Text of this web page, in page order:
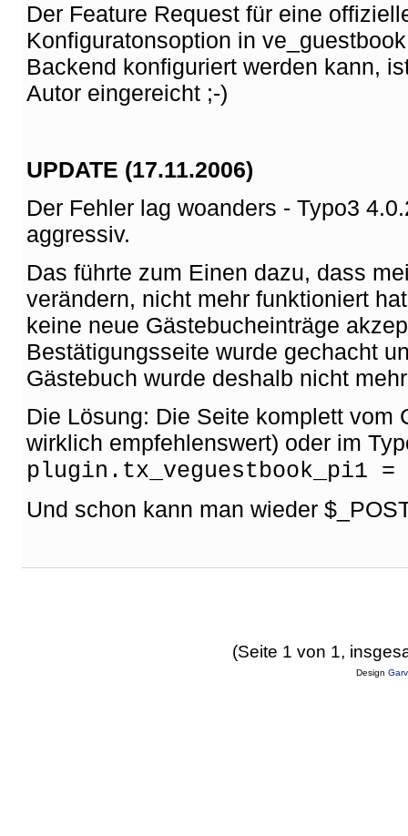
Der Feature Request für eine
Konfiguratonsoption in
Backend konfiguriert werden kann,
Autor eingereicht ;-)
UPDATE (17.11.2006)
Der Fehler lag woanders - Typo3
aggressiv.
Das führte zum Einen dazu, dass
verändern, nicht mehr funktioniert
keine neue Gästebucheinträge
Bestätigungsseite wurde gechacht
Gästebuch wurde deshalb nicht
Die Lösung: Die Seite komplett vom
wirklich empfehlenswert) oder im
plugin.tx_veguestbook_pi1 =
Und schon kann man wieder
(Seite 1 von 1,
Design